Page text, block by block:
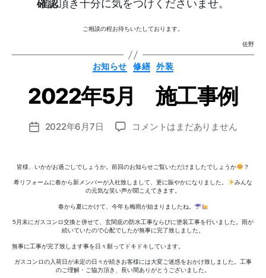
確認頂き十分に気をつけくださいませ。
ご相談の程お待ちいたしております。
佐野
カ
テ
お知らせ 修繕 外装
2022年5月 施工事例
投
稿
作
者
:
n
o
o
a
d
m
in
投 2022年6月7日
2022
月
施
工
事
例
へ
の
コメントはまだありません
皆様、いかがお過ごしでしょうか。前回のお知らせご覧いただけましたでしょうか ？
希リフォームに春から新メンバーが入社致しまして、更に賑やかになりました。
みんな
の元気な笑い声が聞こえてきます。
春から夏にかけて、今年も梅雨が始まりましたね。
5月末にガスコンロ交換と併せて、玄関庇の防水工事ならびに塗装工事を行いました。雨が
続いていたので心配でしたが無事に完了致しました。
無事に工事が完了致します事を日々願ってドキドキしています。
ガスコンロの入荷日が未定の日々が続きお客様には大変ご迷惑をおかけ致しました。工事
のご理解・ご協力頂き、長い間ありがとうございました。